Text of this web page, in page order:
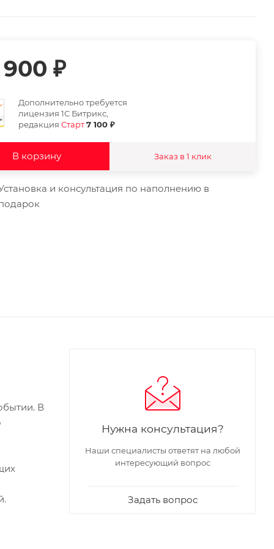
₽
Дополнительно требуется
лицензия 1С Битрикс,
редакцияСтарт7 100 ₽
В корзину Заказ в 1 клик
и консультация по наполнению в
В
Нужна консультация?
Наши специалисты ответят на любой
интересующий вопрос
Задать вопрос